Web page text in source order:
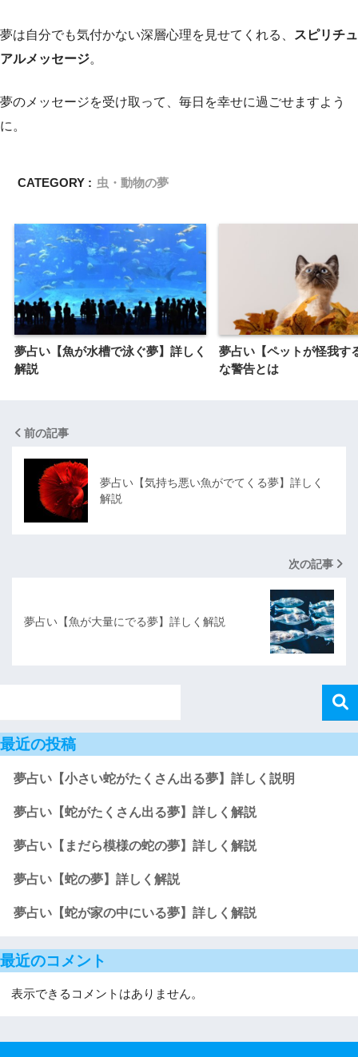
夢は自分でも気付かない深層心理を見せてくれる、
スピリチュ
アルメッセージ。
夢のメッセージを受け取って、毎日を幸せに過ごせますよう
に。
CATEGORY : 虫・動物の夢
夢占い【魚が水槽で泳ぐ夢】詳しく
解説
夢占い【ペットが怪我す
な警告とは
前の記事
夢占い【気持ち悪い魚がでてくる夢】詳しく
解説
次の記事
夢占い【魚が大量にでる夢】詳しく解説
最近の投稿
夢占い【小さい蛇がたくさん出る夢】詳しく説明
夢占い【蛇がたくさん出る夢】詳しく解説
夢占い【まだら模様の蛇の夢】詳しく解説
夢占い【蛇の夢】詳しく解説
夢占い【蛇が家の中にいる夢】詳しく解説
最近のコメント
表示できるコメントはありません。